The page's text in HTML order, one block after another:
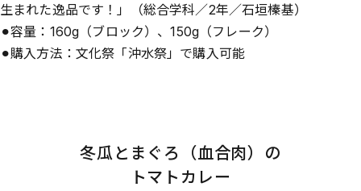
生まれた逸品です！」（総合学科／2年／石垣榛基）
⚫︎容量：160g（ブロック）、150g（フレーク）
⚫︎購入方法：文化祭「沖水祭」で購入可能
冬瓜とまぐろ（血合肉）の
トマトカレー